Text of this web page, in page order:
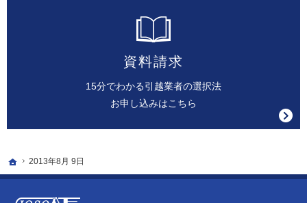
資料請求
15分でわかる引越業者の選択法
お申し込みはこちら
ホーム
2013年8月 9日